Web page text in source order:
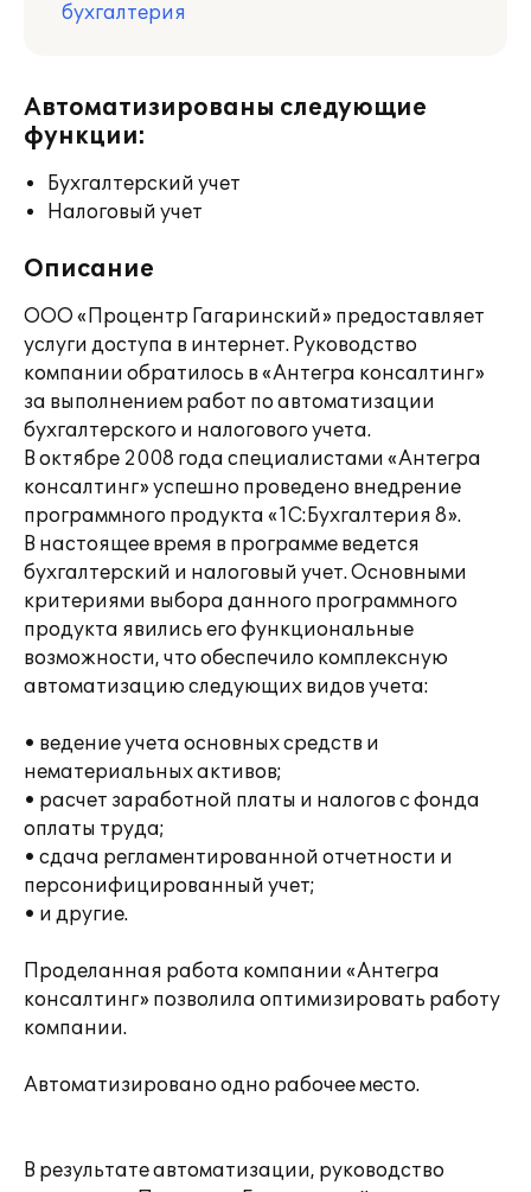
бухгалтерия
Автоматизированы следующие
функции:
Бухгалтерский учет
Налоговый учет
Описание
ООО «Процентр Гагаринский» предоставляет
услуги доступа в интернет. Руководство
компании обратилось в «Антегра консалтинг»
за выполнением работ по автоматизации
бухгалтерского и налогового учета.
В октябре 2008 года специалистами «Антегра
консалтинг» успешно проведено внедрение
программного продукта «1С:Бухгалтерия 8».
В настоящее время в программе ведется
бухгалтерский и налоговый учет. Основными
критериями выбора данного программного
продукта явились его функциональные
возможности, что обеспечило комплексную
автоматизацию следующих видов учета:
• ведение учета основных средств и
нематериальных активов;
• расчет заработной платы и налогов с фонда
оплаты труда;
• сдача регламентированной отчетности и
персонифицированный учет;
• и другие.
Проделанная работа компании «Антегра
консалтинг» позволила оптимизировать работу
компании.
Автоматизировано одно рабочее место.
В результате автоматизации, руководство